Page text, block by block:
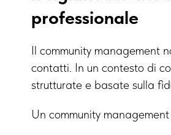
professionale
Il community management
contatti. In un contesto di
strutturate e basate sulla
Un community